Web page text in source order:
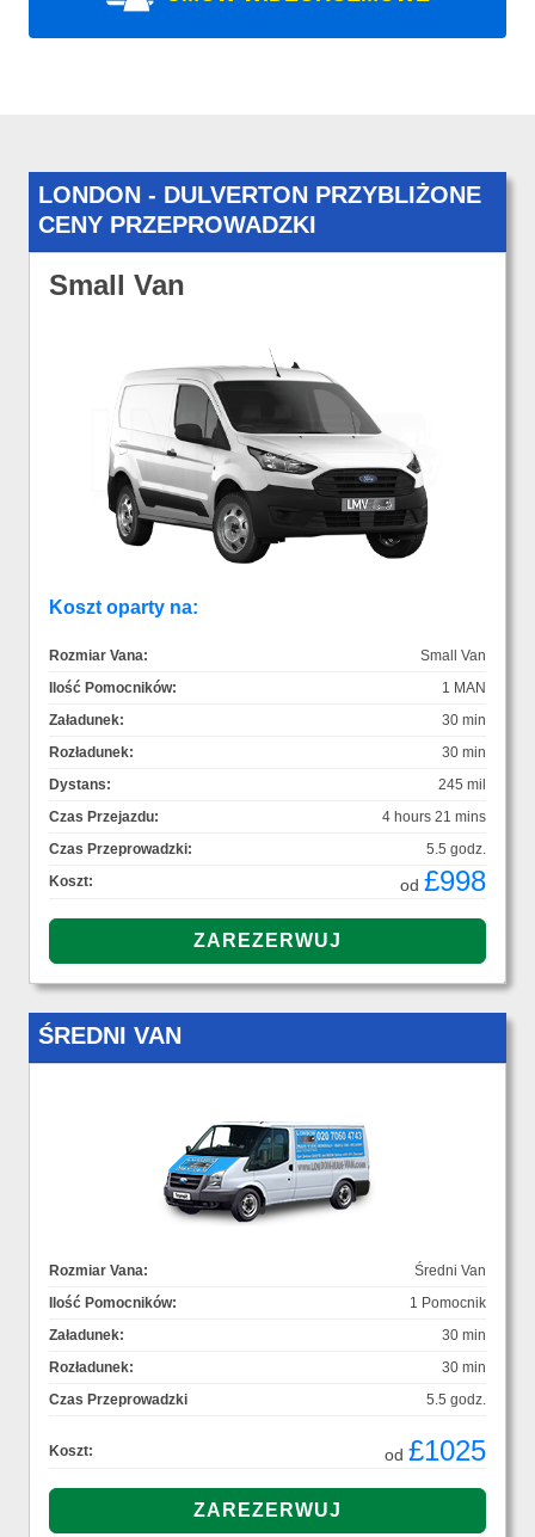
LONDON - DULVERTON PRZYBLIŻONE
CENY PRZEPROWADZKI
Small Van
Koszt oparty na:
Rozmiar Vana:
Small Van
Ilość Pomocników:
1 MAN
Załadunek:
30 min
Rozładunek:
30 min
Dystans:
245 mil
Czas Przejazdu:
4 hours 21 mins
Czas Przeprowadzki:
5.5 godz.
Koszt:
od £998
ŚREDNI VAN
Rozmiar Vana:
Średni Van
Ilość Pomocników:
1 Pomocnik
Załadunek:
30 min
Rozładunek:
30 min
Czas Przeprowadzki
5.5 godz.
Koszt: od £1025